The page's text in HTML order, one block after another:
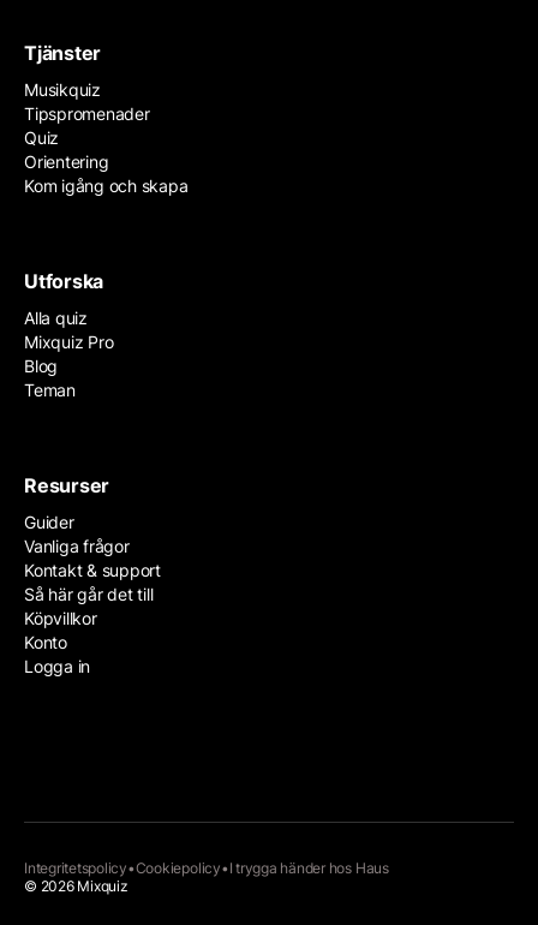
Tjänster
Musikquiz
Tipspromenader
Quiz
Orientering
Kom igång och skapa
Utforska
Alla quiz
Mixquiz Pro
Blog
Teman
Resurser
Guider
Vanliga frågor
Kontakt & support
Så här går det till
Köpvillkor
Konto
Logga in
© 2026 Mixquiz
Integritetspolicy•Cookiepolicy•I trygga händer hos Haus